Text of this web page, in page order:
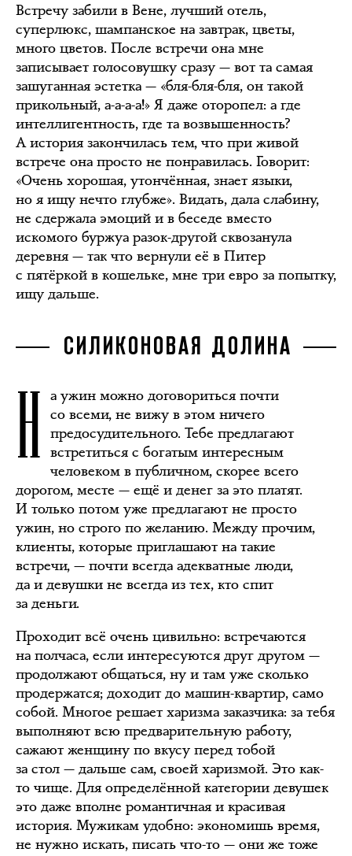
Встречу забили в Вене, лучший отель,
суперлюкс, шампанское на завтрак, цветы,
много цветов. После встречи она мне
записывает голосовушку сразу — вот та самая
зашуганная эстетка — «бля-бля-бля, он такой
прикольный, а-а-а-а!» Я даже оторопел: а где
интеллигентность, где та возвышенность?
А история закончилась тем, что при живой
встрече она просто не понравилась. Говорит:
«Очень хорошая, утончённая, знает языки,
но я ищу нечто глубже». Видать, дала слабину,
не сдержала эмоций и в беседе вместо
искомого буржуа разок-другой сквозанула
деревня — так что вернули её в Питер
с пятёркой в кошельке, мне три евро за попытку,
ищу дальше.
СИЛИКОНОВАЯ ДОЛИНА
Н а ужин можно договориться почти
со всеми, не вижу в этом ничего
предосудительного. Тебе предлагают
встретиться с богатым интересным
человеком в публичном, скорее всего
дорогом, месте — ещё и денег за это платят.
И только потом уже предлагают не просто
ужин, но строго по желанию. Между прочим,
клиенты, которые приглашают на такие
встречи, — почти всегда адекватные люди,
да и девушки не всегда из тех, кто спит
за деньги.
Проходит всё очень цивильно: встречаются
на полчаса, если интересуются друг другом —
продолжают общаться, ну и там уже сколько
продержатся; доходит до машин-квартир, само
собой. Многое решает харизма заказчика: за тебя
выполняют всю предварительную работу,
сажают женщину по вкусу перед тобой
за стол — дальше сам, своей харизмой. Это как-
то чище. Для определённой категории девушек
это даже вполне романтичная и красивая
история. Мужикам удобно: экономишь время,
не нужно искать, писать что-то — они же тоже